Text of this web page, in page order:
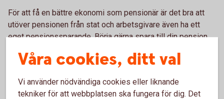
För att få en bättre ekonomi som pensionär är det bra att
utöver pensionen från stat och arbetsgivare även ha ett
eget pensionssparande. Börja gärna spara till din pension
– Ju tidigare du börjar spara till din pension, desto lägre
belopp kan du spara varje månad. Och även mindre belopp
växer sig större över tid, säger Madelén.
Våra cookies, ditt val
Vi använder nödvändiga cookies eller liknande
tekniker för att webbplatsen ska fungera för dig. Det